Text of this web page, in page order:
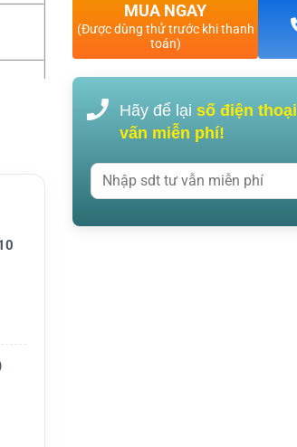
MUA NGAY
(Được dùng thử trước khi thanh
toán)
Hãy để lạisố điện thoại
vấn miễn phí!